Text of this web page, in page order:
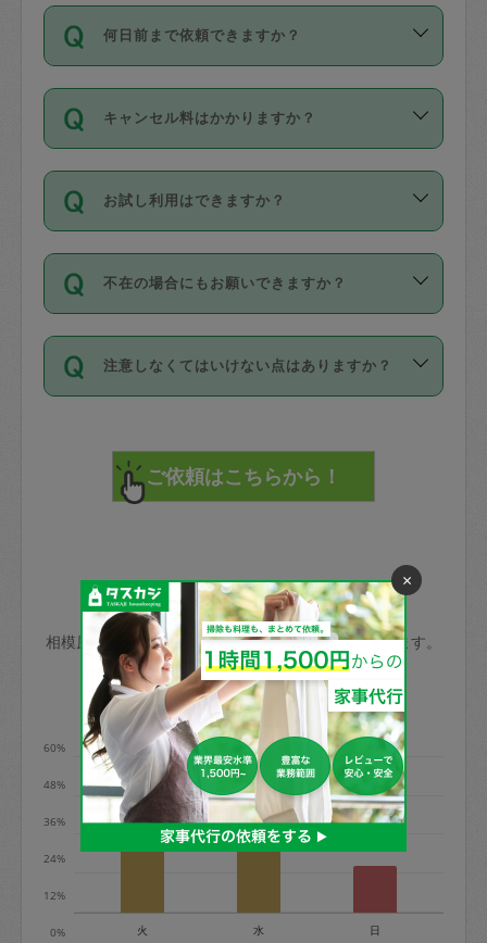
時間も被らない場合、損害保険の対象外
社員など様々なバックグラウンドの方が
登録しています。
日本語も話せる方など様々です。
ールに記載していますので、各自の得意
を依頼してください。
確認しています。タスカジさんトレーニ
ング動画を使ったセルフトレーニングの
現場トライアルを受け、合格したタスカ
ジさんが活動されています。
※テストセンターの講評は１件目のレビュ
参考
【詳細】タスカジさんの登録に際
依頼者とタスカジさんとの間でタスカジ
を通して成立した作業時間内での作業に
適用されます。作業範囲は、掃除、洗
です。作業中に物を壊したり、人にけが
をさせたりした場合が対象で、補償金額
す。
写真を撮り、
詳細FAQ：
損害賠償保険について教えて
何日前まで依頼できますか？
ご依頼は、現在を起点に3日後（72時間
以降）の日時から受付可能となっていま
す。
タスカジさんへ「募集」をかけることが
可能です。
キャンセル料はかかりますか？
キャンセル料には、以下の2種類がありま
す。
1. 直前キャンセル（定期、スポット契約
共通）
72時間を超える※と、以下のキャンセル
料が発生します。
直前キャンセル料：
72時間前〜24時間前＝依頼料金の50%
依頼者不在による当日キャンセル＝依頼
金額の100%＋交通費全額
※例：依頼日時／土曜日午前9時開始の場
合、水曜日午前9時以降はキャンセル料が
発生
水曜日9時〜金曜日9時まで＝依頼料金の
50%
金曜日9時～土曜日8時まで＝依頼金額の
100%
＋交通費全額
お試し利用はできますか？
「お試し利用」というメニューはありま
せんが、「一回のみ」依頼を活用するこ
とによって、気に入ったタスカジさんを
まず、条件の合う気になるタスカジさ
みてください。
その後、一番気に入ったタスカジさんに
不在の場合にもお願いできますか？
不在の場合の作業はタスカジさんの同意
が必要です。数回の依頼ののち、タスカ
ジさんと依頼者の間で十分な信頼関係が
てください。
不在時に部屋に入るためにタスカジさん
害（たとえば、第三者の侵入など）が起
きた場合は損害保険の対象外となるので
ご注意ください。
注意しなくてはいけない点はありますか？
で、必ず鍵のかかるロッカーや金庫に入
れて依頼者の責任の元管理するよう心掛
けてください。
ード、5千円以上のアクセサリー、500円
玉、など
あわせてこちらも参照ください：初めて
利用します。注意しなくてはいけない点
はありますか？
相模原市の家事代行ご利用状況
相模原市のタスカジの利用データを元に掲載しています。
利用の多い曜日は？
0%
12%
24%
36%
48%
60%
火 水 日
×